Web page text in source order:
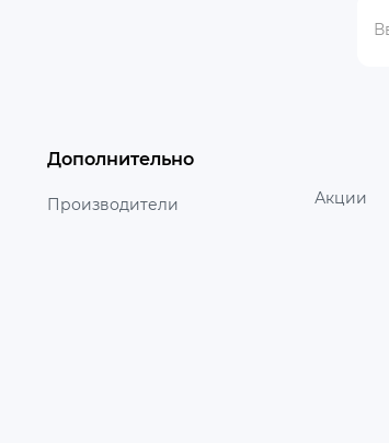
Дополнительно
Производители Акции